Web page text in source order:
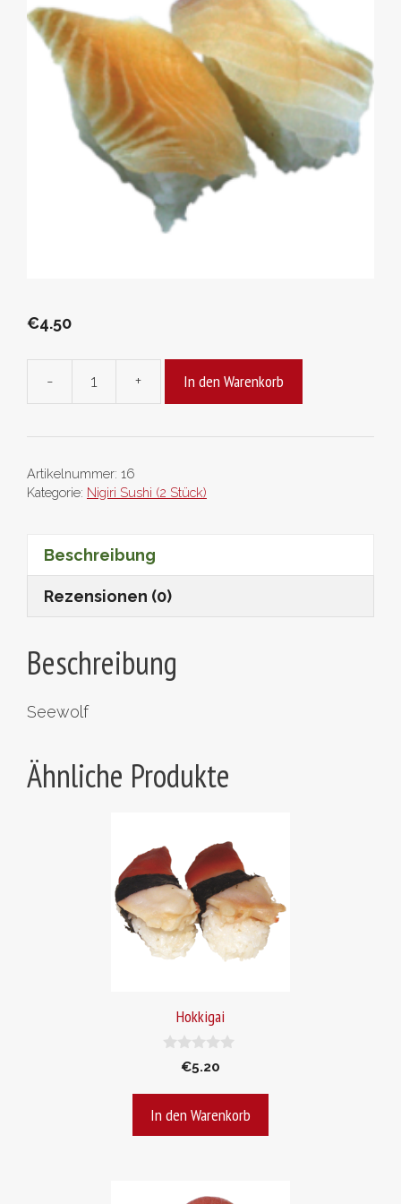
€4.50
-
Suzuki
+ In den Warenkorb
Artikelnummer: 16
Kategorie: Nigiri Sushi (2 Stück)
Beschreibung
Rezensionen (0)
Beschreibung
Seewolf
Ähnliche Produkte
Hokkigai
5
€5.20
In den Warenkorb